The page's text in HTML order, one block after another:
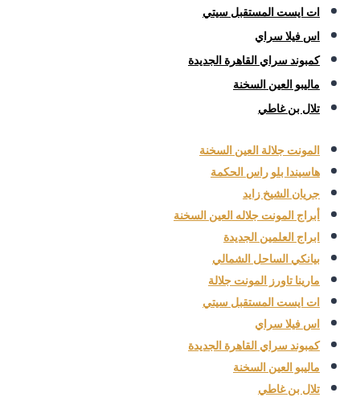
ات ايست المستقبل سيتي
اس فيلا سراي
كمبوند سراي القاهرة الجديدة
ماليبو العين السخنة
تلال بن غاطي
المونت جلالة العين السخنة
هاسيندا بلو راس الحكمة
جريان الشيخ زايد
أبراج المونت جلاله العين السخنة
ابراج العلمين الجديدة
بيانكي الساحل الشمالي
مارينا تاورز المونت جلالة
ات ايست المستقبل سيتي
اس فيلا سراي
كمبوند سراي القاهرة الجديدة
ماليبو العين السخنة
تلال بن غاطي